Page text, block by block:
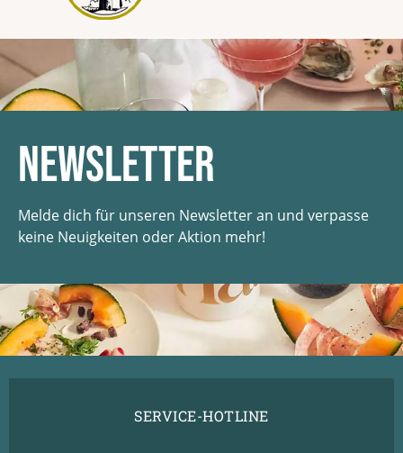
Newsletter
Melde dich für unseren Newsletter an und verpasse
keine Neuigkeiten oder Aktion mehr!
SERVICE-HOTLINE